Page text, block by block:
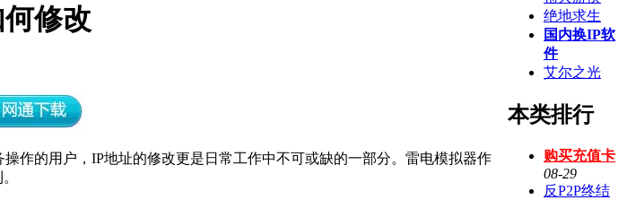
修改
作的用户，IP地址的修改更是日常工作中不可或缺的一部分。雷电模拟器作
绝地求生
国内换IP软
件
艾尔之光
本类排行
购买充值卡
08-29
反P2P终结